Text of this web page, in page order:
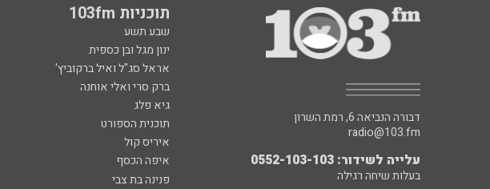
תוכניות 103fm
שבע תשע
ינון מגל ובן כספית
אראל סג"ל ואיל ברקוביץ'
ברק סרי ואלי אוחנה
גיא פלג
תוכנית הספורט
איריס קול
איפה הכסף
פנינה בת צבי
דבורה הנביאה 6, רמת השרון
radio@103.fm
עלייה לשידור: 0552-103-103
בעלות שיחה רגילה